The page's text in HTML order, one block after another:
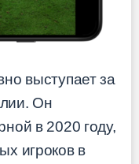
выступает за
Он
в 2020 году,
игроков в